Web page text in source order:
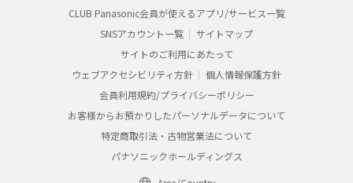
CLUB Panasonic会員が使えるアプリ/サービス一覧
SNSアカウント一覧
サイトマップ
サイトのご利用にあたって
ウェブアクセシビリティ方針
個人情報保護方針
会員利用規約/プライバシーポリシー
お客様からお預かりしたパーソナルデータについて
特定商取引法・古物営業法について
パナソニックホールディングス